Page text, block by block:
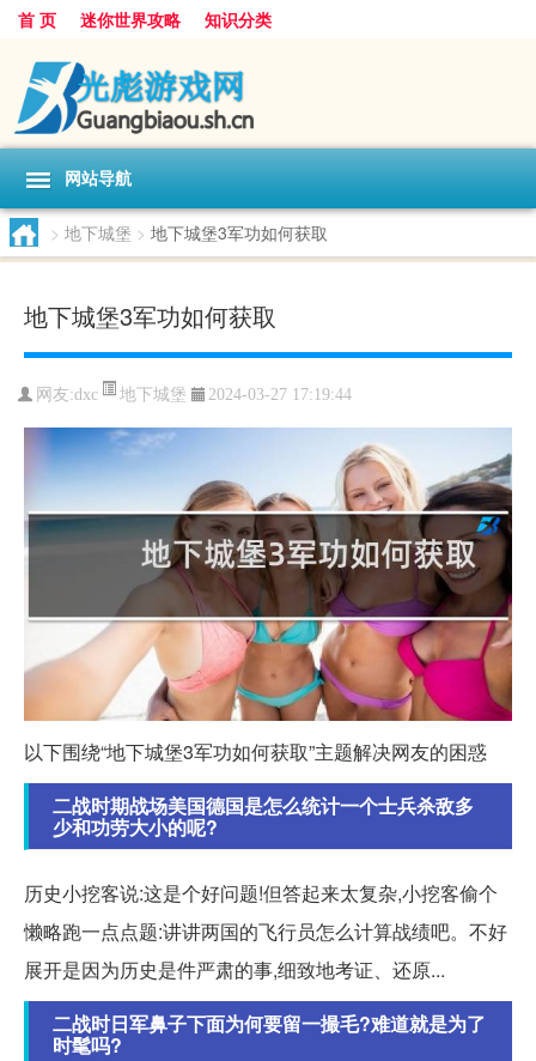
首 页 迷你世界攻略 知识分类
网站导航
> 地下城堡 > 地下城堡3军功如何获取
地下城堡3军功如何获取
网友:dxc 地下城堡 2024-03-27 17:19:44
以下围绕“地下城堡3军功如何获取”主题解决网友的困惑
二战时期战场美国德国是怎么统计一个士兵杀敌多
少和功劳大小的呢?
历史小挖客说:这是个好问题!但答起来太复杂,小挖客偷个
懒略跑一点点题:讲讲两国的飞行员怎么计算战绩吧。不好
展开是因为历史是件严肃的事,细致地考证、还原...
二战时日军鼻子下面为何要留一撮毛?难道就是为了
时髦吗?